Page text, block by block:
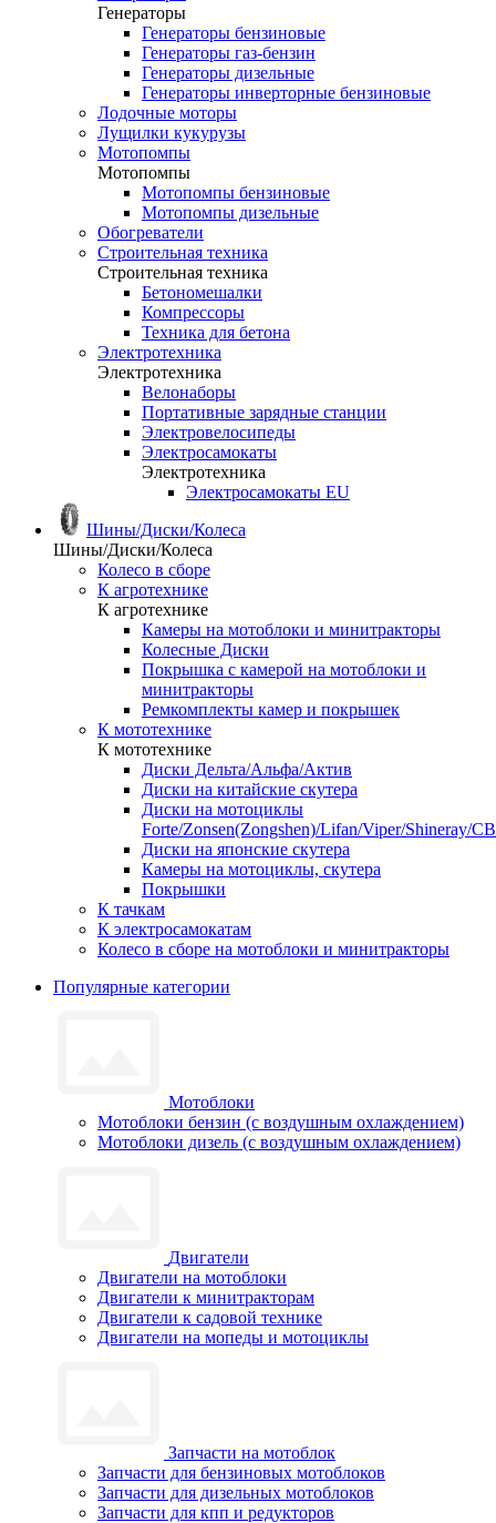
Генераторы
Генераторы бензиновые
Генераторы газ-бензин
Генераторы дизельные
Генераторы инверторные бензиновые
Лодочные моторы
Лущилки кукурузы
Мотопомпы
Мотопомпы
Мотопомпы бензиновые
Мотопомпы дизельные
Обогреватели
Строительная техника
Строительная техника
Бетономешалки
Компрессоры
Техника для бетона
Электротехника
Электротехника
Велонаборы
Портативные зарядные станции
Электровелосипеды
Электросамокаты
Электротехника
Электросамокаты EU
Шины/Диски/Колеса
Шины/Диски/Колеса
Колесо в сборе
К агротехнике
К агротехнике
Камеры на мотоблоки и минитракторы
Колесные Диски
Покрышка с камерой на мотоблоки и
минитракторы
Ремкомплекты камер и покрышек
К мототехнике
К мототехнике
Диски Дельта/Альфа/Актив
Диски на китайские скутера
Диски на мотоциклы
Forte/Zonsen(Zongshen)/Lifan/Viper/Shineray/CB
Диски на японские скутера
Камеры на мотоциклы, скутера
Покрышки
К тачкам
К электросамокатам
Колесо в сборе на мотоблоки и минитракторы
Популярные категории
Мотоблоки
Мотоблоки бензин (с воздушным охлаждением)
Мотоблоки дизель (с воздушным охлаждением)
Двигатели
Двигатели на мотоблоки
Двигатели к минитракторам
Двигатели к садовой технике
Двигатели на мопеды и мотоциклы
Запчасти на мотоблок
Запчасти для бензиновых мотоблоков
Запчасти для дизельных мотоблоков
Запчасти для кпп и редукторов